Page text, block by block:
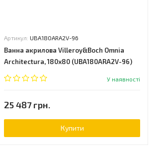
Артикул: UBA180ARA2V-96
Ванна акрилова Villeroy&Boch Omnia
Architectura, 180х80 (UBA180ARA2V-96)
У наявності
25 487 грн.
Купити